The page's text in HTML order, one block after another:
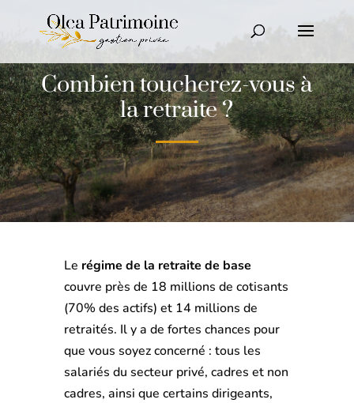
Combien toucherez-vous à
la retraite ?
Le régime de la retraite de base
couvre près de 18 millions de cotisants
(70% des actifs) et 14 millions de
retraités. Il y a de fortes chances pour
que vous soyez concerné : tous les
salariés du secteur privé, cadres et non
cadres, ainsi que certains dirigeants,